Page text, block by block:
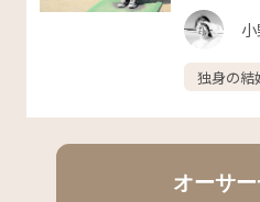
独身の結
オーサ